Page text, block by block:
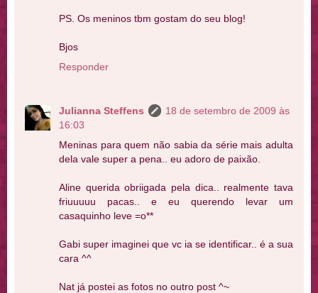
PS. Os meninos tbm gostam do seu blog!
Bjos
Responder
Julianna Steffens
18 de setembro de 2009 às
16:03
Meninas para quem não sabia da série mais adulta
dela vale super a pena.. eu adoro de paixão.
Aline querida obriigada pela dica.. realmente tava
friuuuuu pacas.. e eu querendo levar um
casaquinho leve =o**
Gabi super imaginei que vc ia se identificar.. é a sua
cara ^^
Nat já postei as fotos no outro post ^~